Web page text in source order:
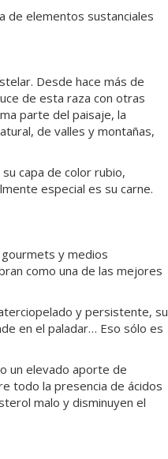
de elementos sustanciales
Desde hace más de
de esta raza con otras
parte del paisaje, la
de valles y montañas,
capa de color rubio,
especial es su carne.
gourmets y medios
como una de las mejores
y persistente, su
en el paladar… Eso sólo es
un elevado aporte de
todo la presencia de ácidos
malo y disminuyen el